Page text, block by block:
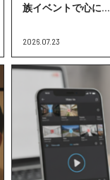
族イベントで心に...
2026.07.23